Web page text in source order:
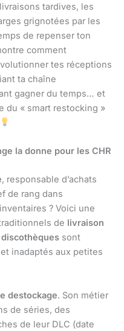
tardives, les
grignotées par les
de repenser ton
comment
tes réceptions
ta chaîne
gagner du temps… et
du « smart restocking »
la donne pour les CHR
, responsable d’achats
de rang dans
? Voici une
de livraison
sont
inadaptés aux petites
destockage. Son métier
de séries, des
de leur DLC (date